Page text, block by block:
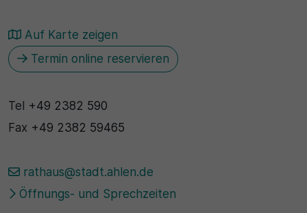
Auf Karte zeigen
Termin online reservieren
Tel +49 2382 590
Fax +49 2382 59465
rathaus@stadt.ahlen.de
Öffnungs- und Sprechzeiten